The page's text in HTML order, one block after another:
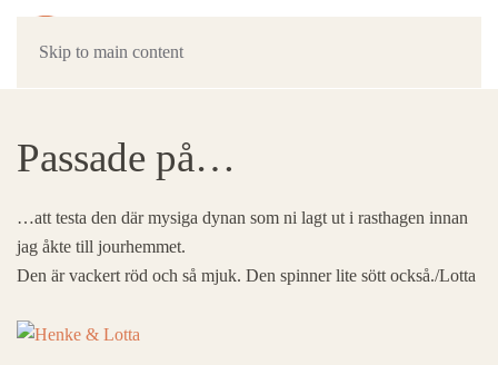
Skip to main content
Passade på…
…att testa den där mysiga dynan som ni lagt ut i rasthagen innan
jag åkte till jourhemmet.
Den är vackert röd och så mjuk. Den spinner lite sött också./Lotta